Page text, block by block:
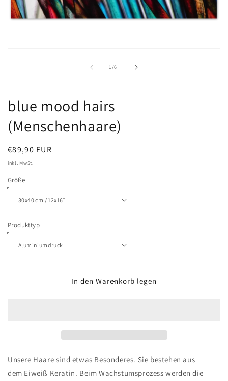
1/
von
6
blue mood hairs
(Menschenhaare)
Normaler
Preis
€89,90 EUR
inkl. MwSt.
Größe
Produkttyp
In den Warenkorb legen
Unsere Haare sind etwas Besonderes. Sie bestehen aus
dem Eiweiß Keratin. Beim Wachstumsprozess werden die